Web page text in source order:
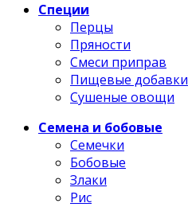
Специи
Перцы
Пряности
Смеси приправ
Пищевые добавки
Сушеные овощи
Семена и бобовые
Семечки
Бобовые
Злаки
Рис